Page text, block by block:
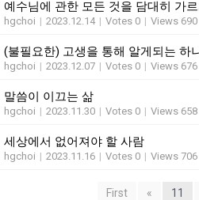
예수님에 관한 모든 것을 담대히 가
hgchoi | 2023.12.14 | Votes 0 | Views 690
(불필요한) 고생을 통해 알게되는 하
hgchoi | 2023.12.07 | Votes 0 | Views 676
말씀이 이끄는 삶
hgchoi | 2023.11.30 | Votes 0 | Views 658
세상에서 없어져야 할 사람
hgchoi | 2023.11.16 | Votes 0 | Views 706
First « 11